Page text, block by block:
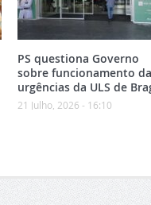
PS questiona Governo
sobre funcionamento
urgências da ULS de
21 Julho, 2026 - 16:10